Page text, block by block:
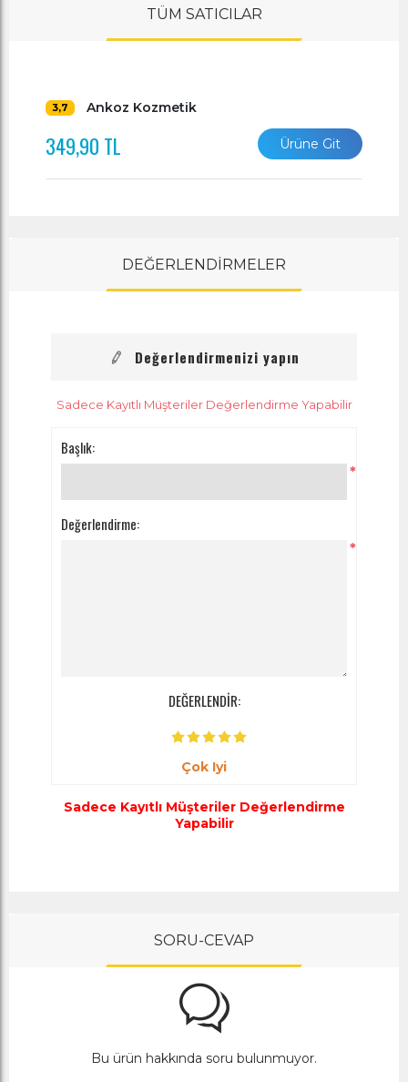
TÜM SATICILAR
3,7 Ankoz Kozmetik
349,90 TL Ürüne Git
DEĞERLENDİRMELER
Değerlendirmenizi yapın
Sadece Kayıtlı Müşteriler Değerlendirme Yapabilir
Başlık:
*
Değerlendirme:
*
DEĞERLENDİR:
Çok Iyi
Sadece Kayıtlı Müşteriler Değerlendirme
Yapabilir
SORU-CEVAP
Bu ürün hakkında soru bulunmuyor.